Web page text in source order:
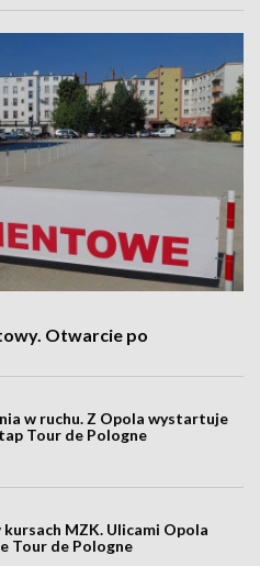
Otwarcie po
w ruchu. Z Opola wystartuje
Tour de Pologne
kursach MZK. Ulicami Opola
Tour de Pologne